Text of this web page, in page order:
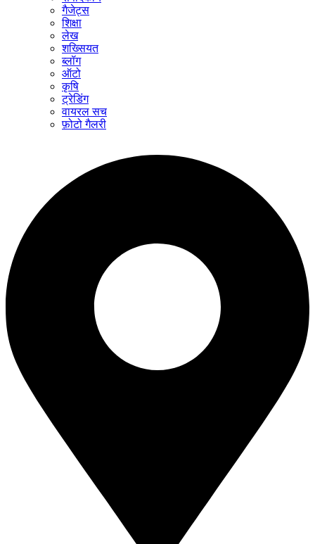
गैजेट्स
शिक्षा
लेख
शख्सियत
ब्लॉग
ऑटो
कृषि
ट्रेडिंग
वायरल सच
फ़ोटो गैलरी